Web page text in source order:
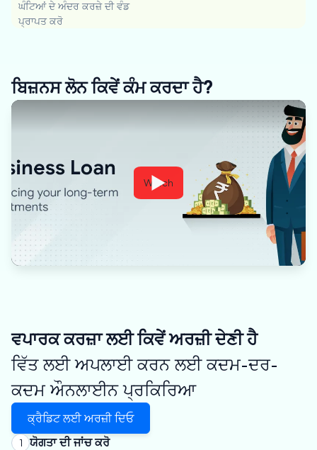
ਘੰਟਿਆਂ ਦੇ ਅੰਦਰ ਕਰਜ਼ੇ ਦੀ ਵੰਡ
ਪ੍ਰਾਪਤ ਕਰੋ
ਬਿਜ਼ਨਸ ਲੋਨ ਕਿਵੇਂ ਕੰਮ ਕਰਦਾ ਹੈ?
Watch
ਵਪਾਰਕ ਕਰਜ਼ਾ ਲਈ ਕਿਵੇਂ ਅਰਜ਼ੀ ਦੇਣੀ ਹੈ
ਵਿੱਤ ਲਈ ਅਪਲਾਈ ਕਰਨ ਲਈ ਕਦਮ-ਦਰ-
ਕਦਮ ਔਨਲਾਈਨ ਪ੍ਰਕਿਰਿਆ
ਕ੍ਰੈਡਿਟ ਲਈ ਅਰਜ਼ੀ ਦਿਓ
1 ਯੋਗਤਾ ਦੀ ਜਾਂਚ ਕਰੋ